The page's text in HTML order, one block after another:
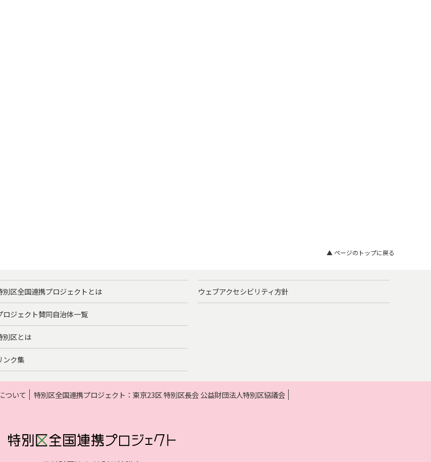
▲ ページのトップに戻る
別区全国連携プロジェクトとは
ロジェクト賛同自治体一覧
別区とは
ンク集
ウェブアクセシビリティ方針
ついて 特別区全国連携プロジェクト：東京23区 特別区長会 公益財団法人特別区協議会